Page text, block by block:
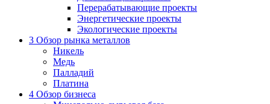
Перерабатывающие проекты
Энергетические проекты
Экологические проекты
3 Обзор рынка металлов
Никель
Медь
Палладий
Платина
4 Обзор бизнеса